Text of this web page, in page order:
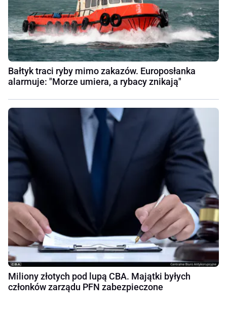
Bałtyk traci ryby mimo zakazów. Europosłanka
alarmuje: "Morze umiera, a rybacy znikają"
Miliony złotych pod lupą CBA. Majątki byłych
członków zarządu PFN zabezpieczone